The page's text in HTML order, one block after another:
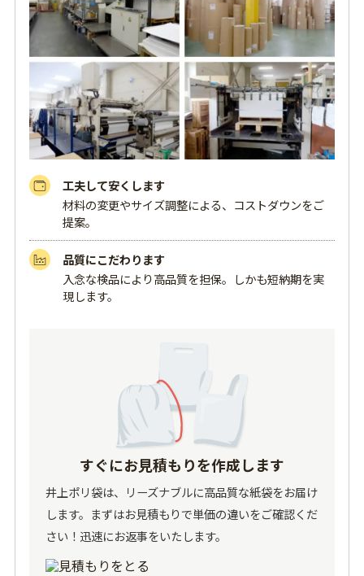
工夫して安くします
材料の変更やサイズ調整による、コストダウンをご
提案。
品質にこだわります
入念な検品により高品質を担保。しかも短納期を実
現します。
すぐにお見積もりを作成します
井上ポリ袋は、リーズナブルに高品質な紙袋をお届け
します。まずはお見積もりで単価の違いをご確認くだ
さい！迅速にお返事をいたします。